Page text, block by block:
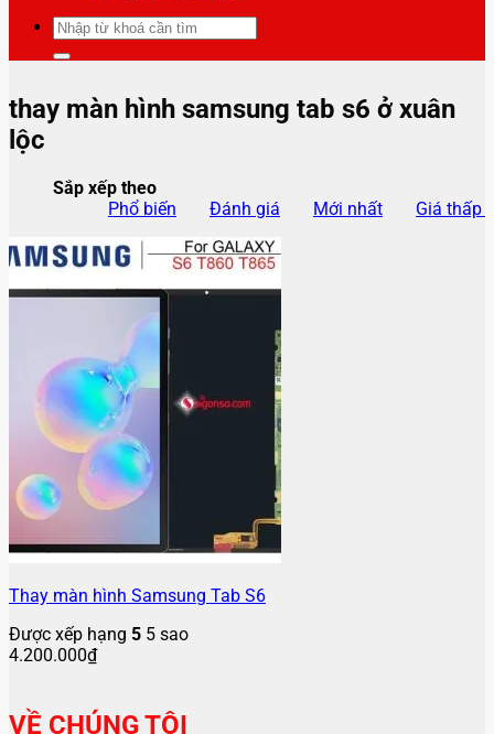
Tìm
kiếm:
thay màn hình samsung tab s6 ở xuân
lộc
Sắp xếp theo
Phổ biến
Đánh giá Mới nhất Giá thấp
Thay màn hình Samsung Tab S6
Được xếp hạng 5 5 sao
4.200.000₫
VỀ CHÚNG TÔI